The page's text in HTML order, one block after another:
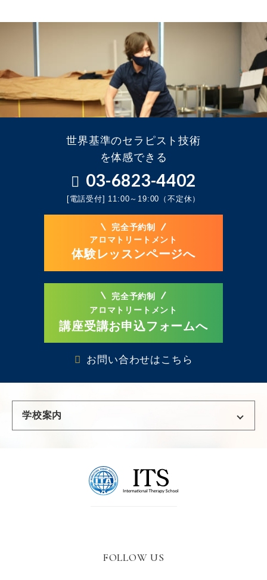
世界基準のセラピスト技術
を体感できる
03-6823-4402
[電話受付] 11:00～19:00（不定休）
完全予約制
アロマトリートメント
体験レッスンページへ
完全予約制
アロマトリートメント
講座受講お申込フォームへ
お問い合わせはこちら
学校案内
名古屋校 名古屋栄校
FOLLOW US